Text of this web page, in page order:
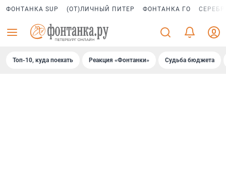
ФОНТАНКА SUP (ОТ)ЛИЧНЫЙ ПИТЕР ФОНТАНКА ГО
Топ-10, куда поехать Реакция «Фонтанки» Судьба бюджета